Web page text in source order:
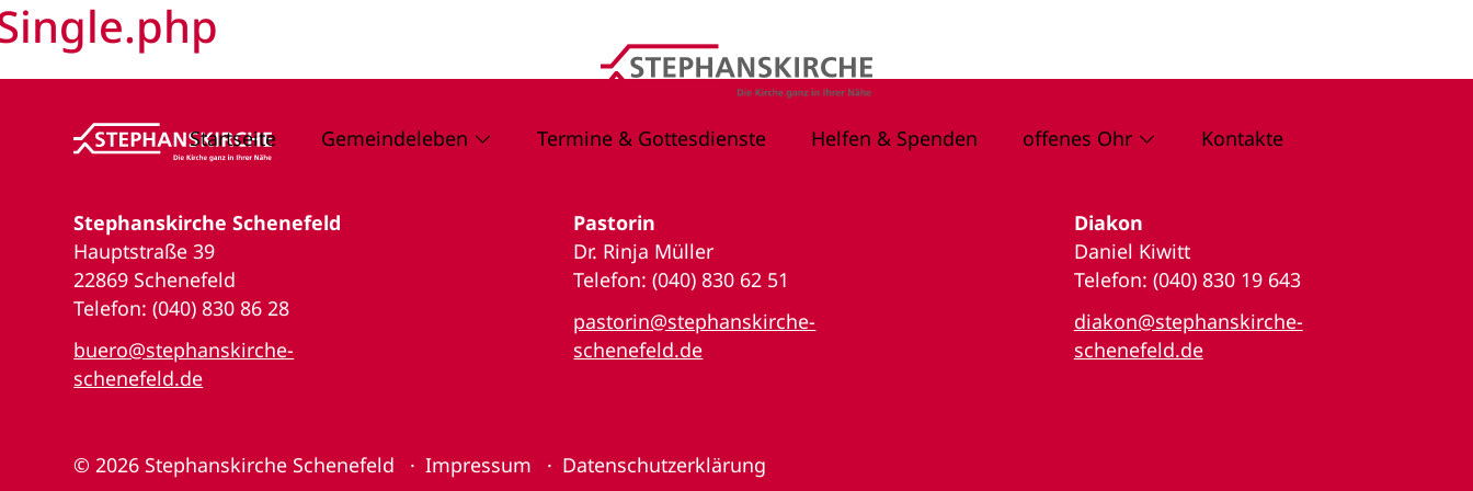
Startseite Gemeindeleben Termine & Gottesdienste Helfen & Spenden offenes Ohr Kontakte
Stephanskirche Schenefeld
Hauptstraße 39
22869 Schenefeld
Telefon: (040) 830 86 28
buero@stephanskirche-
schenefeld.de
Pastorin
Dr. Rinja Müller
Telefon: (040) 830 62 51
pastorin@stephanskirche-
schenefeld.de
Diakon
Daniel Kiwitt
Telefon: (040) 830 19 643
diakon@stephanskirche-
schenefeld.de
© 2026 Stephanskirche Schenefeld Impressum Datenschutzerklärung